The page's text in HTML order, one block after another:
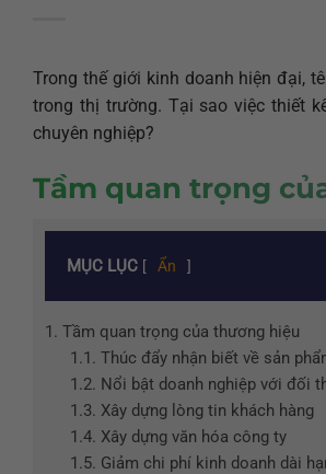
Trong thế giới kinh doanh hiện đại,
trong thị trường. Tại sao việc thiết
chuyên nghiệp?
Tầm quan trọng
MỤC LỤC [ Ẩn ]
1. Tầm quan trọng của thương hiệu
1.1. Thúc đẩy nhận biết về sản
1.2. Nổi bật doanh nghiệp với đối
1.3. Xây dựng lòng tin khách hàng
1.4. Xây dựng văn hóa công ty
1.5. Giảm chi phí kinh doanh dài